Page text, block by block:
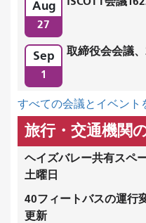
Aug
27
Sep
1
取締役会会議
すべての会議とイベント
旅行・交通機関
ヘイズバレー共有スペ
土曜日
40フィートバスの運行
更新